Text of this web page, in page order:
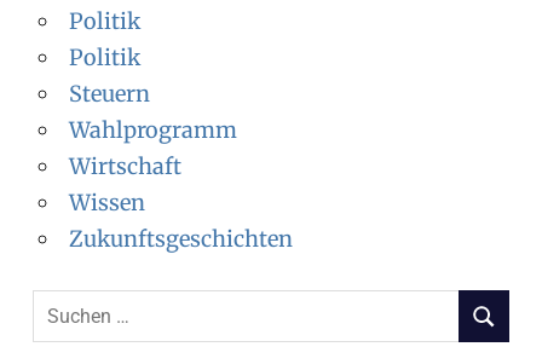
Politik
Politik
Steuern
Wahlprogramm
Wirtschaft
Wissen
Zukunftsgeschichten
u
S